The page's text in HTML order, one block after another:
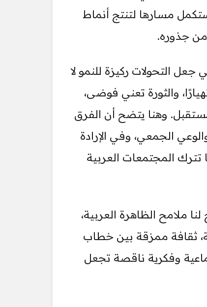
مسارها لتنتج أنماط
جذوره.
التحولات ركيزة للنمو لا
والثورة تعني فوضى،
وهنا يتضح أن الفرق
الجمعي، وفي الإرادة
تترك المجتمعات العربية
ملامح الظاهرة العربية،
ثقافة ممزقة بين خطاب
وفكرية ناقصة تجعل